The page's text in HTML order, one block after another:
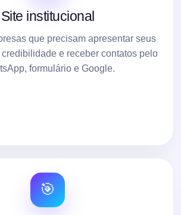
Site institucional
que precisam apresentar seus
e receber contatos pelo
formulário e Google.
🎯